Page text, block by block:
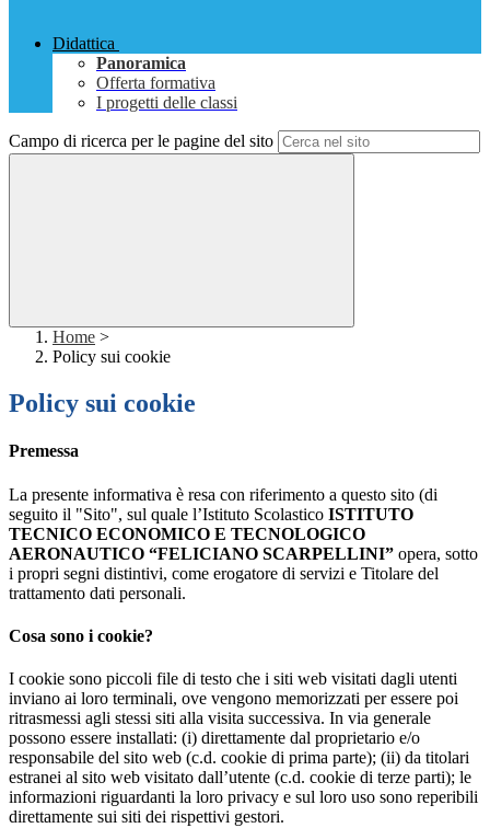
Didattica
Panoramica
Offerta formativa
I progetti delle classi
Campo di ricerca per le pagine del sito
Home >
Policy sui cookie
Policy sui cookie
Premessa
La presente informativa è resa con riferimento a questo sito (di
seguito il "Sito", sul quale l’Istituto Scolastico ISTITUTO
TECNICO ECONOMICO E TECNOLOGICO
AERONAUTICO “FELICIANO SCARPELLINI” opera, sotto
i propri segni distintivi, come erogatore di servizi e Titolare del
trattamento dati personali.
Cosa sono i cookie?
I cookie sono piccoli file di testo che i siti web visitati dagli utenti
inviano ai loro terminali, ove vengono memorizzati per essere poi
ritrasmessi agli stessi siti alla visita successiva. In via generale
possono essere installati: (i) direttamente dal proprietario e/o
responsabile del sito web (c.d. cookie di prima parte); (ii) da titolari
estranei al sito web visitato dall’utente (c.d. cookie di terze parti); le
informazioni riguardanti la loro privacy e sul loro uso sono reperibili
direttamente sui siti dei rispettivi gestori.